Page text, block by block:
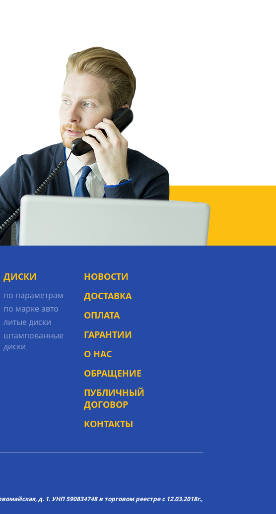
ДИСКИ
по параметрам
по марке авто
литые диски
штампованные
диски
НОВОСТИ
ДОСТАВКА
ОПЛАТА
ГАРАНТИИ
О НАС
ОБРАЩЕНИЕ
ПУБЛИЧНЫЙ
ДОГОВОР
КОНТАКТЫ
д. 1. УНП 590834748 в торговом реестре с 12.03.2018г.,